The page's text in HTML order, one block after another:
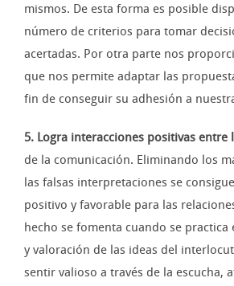
mismos. De esta forma es posible
número de criterios para tomar
acertadas. Por otra parte nos
que nos permite adaptar las
fin de conseguir su adhesión a
5. Logra interacciones positivas entre
de la comunicación. Eliminando los
las falsas interpretaciones se
positivo y favorable para las
hecho se fomenta cuando se
y valoración de las ideas del
sentir valioso a través de la escucha,